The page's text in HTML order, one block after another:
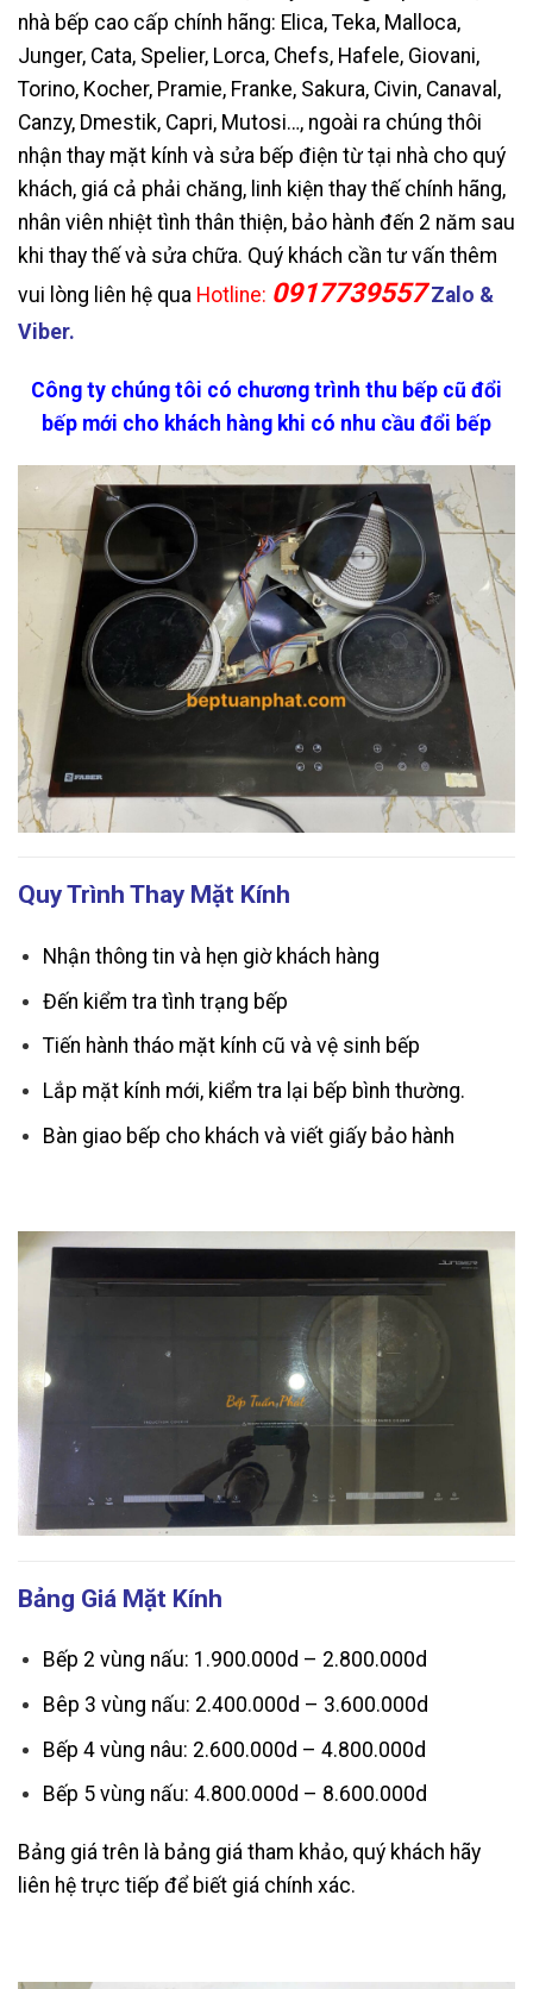
nhà bếp cao cấp chính hãng: Elica, Teka, Malloca,
Junger, Cata, Spelier, Lorca, Chefs, Hafele, Giovani,
Torino, Kocher, Pramie, Franke, Sakura, Civin, Canaval,
Canzy, Dmestik, Capri, Mutosi…, ngoài ra chúng thôi
nhận thay mặt kính và sửa bếp điện từ tại nhà cho quý
khách, giá cả phải chăng, linh kiện thay thế chính hãng,
nhân viên nhiệt tình thân thiện, bảo hành đến 2 năm sau
khi thay thế và sửa chữa. Quý khách cần tư vấn thêm
vui lòng liên hệ qua Hotline: 0917739557 Zalo &
Viber.
Công ty chúng tôi có chương trình thu bếp cũ đổi
bếp mới cho khách hàng khi có nhu cầu đổi bếp
Quy Trình Thay Mặt Kính
Nhận thông tin và hẹn giờ khách hàng
Đến kiểm tra tình trạng bếp
Tiến hành tháo mặt kính cũ và vệ sinh bếp
Lắp mặt kính mới, kiểm tra lại bếp bình thường.
Bàn giao bếp cho khách và viết giấy bảo hành
Bảng Giá Mặt Kính
Bếp 2 vùng nấu: 1.900.000d – 2.800.000d
Bêp 3 vùng nấu: 2.400.000d – 3.600.000d
Bếp 4 vùng nâu: 2.600.000d – 4.800.000d
Bếp 5 vùng nấu: 4.800.000d – 8.600.000d
Bảng giá trên là bảng giá tham khảo, quý khách hãy
liên hệ trực tiếp để biết giá chính xác.